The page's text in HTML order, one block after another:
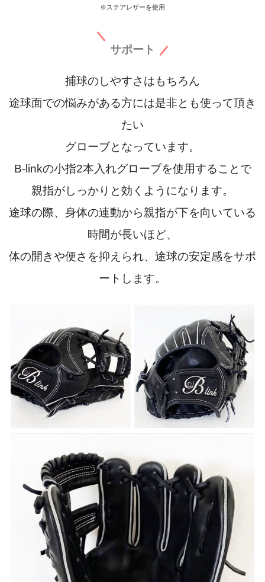
※ステアレザーを使用
サポート
捕球のしやすさはもちろん
途球面での悩みがある方には是非とも使って頂き
たい
グローブとなっています。
B-linkの小指2本入れグローブを使用することで
親指がしっかりと効くようになります。
途球の際、身体の連動から親指が下を向いている
時間が長いほど、
体の開きや便さを抑えられ、途球の安定感をサポ
ートします。